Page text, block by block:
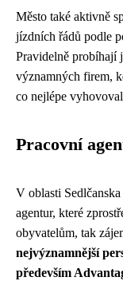
Město také aktivně
jízdních řádů podle
Pravidelně probíhají
významných firem,
co nejlépe
Pracovní
V oblasti
agentur, které
obyvatelům, tak
nejvýznamnější
především